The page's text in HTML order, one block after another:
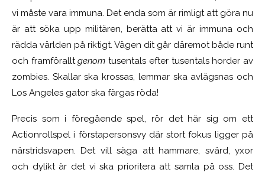
vi måste vara immuna. Det enda som är rimligt att göra nu
är att söka upp militären, berätta att vi är immuna och
rädda världen på riktigt. Vägen dit går däremot både runt
och framföralltgenom tusentals efter tusentals horder av
zombies. Skallar ska krossas, lemmar ska avlägsnas och
Los Angeles gator ska färgas röda!
Precis som i föregående spel, rör det här sig om ett
Actionrollspel i förstapersonsvy där stort fokus ligger på
närstridsvapen. Det vill säga att hammare, svärd, yxor
och dylikt är det vi ska prioritera att samla på oss. Det